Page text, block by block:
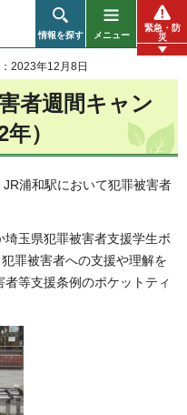
情報を探す メニュー
緊急・防
災
2023年12月8日
者週間キャン
）
浦和駅において犯罪被害者
玉県犯罪被害者支援学生ボ
罪被害者への支援や理解を
等支援条例のポケットティ